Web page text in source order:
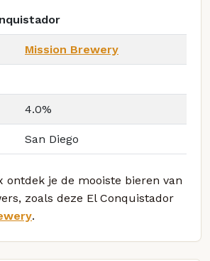
Mission Brewery
4.0%
San Diego
ontdek je de mooiste bieren van
zoals deze El Conquistador
.